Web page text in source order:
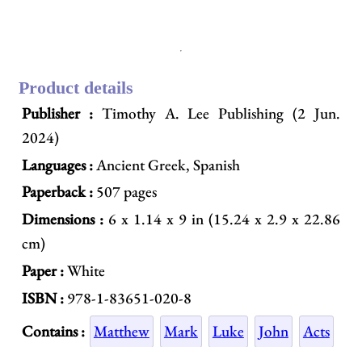
Product details
Publisher :Timothy A. Lee Publishing (2 Jun.
2024)
Languages :Ancient Greek, Spanish
Paperback :507 pages
Dimensions :6 x 1.14 x 9 in (15.24 x 2.9 x 22.86
cm)
Paper :White
ISBN :978-1-83651-020-8
Contains : Matthew Mark Luke John Acts